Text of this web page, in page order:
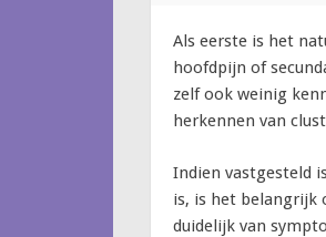
Als eerste is het
hoofdpijn of
zelf ook weinig
herkennen van
Indien vastgesteld
is, is het belangrijk
duidelijk van